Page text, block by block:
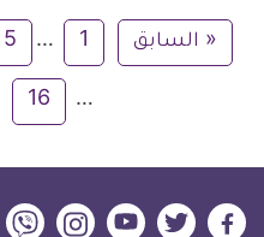
« السابق 1
…
5
…
16
ديلي
ديلي
ديلي
ديلي